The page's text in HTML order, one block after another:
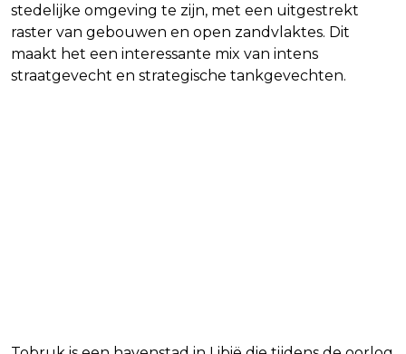
stedelijke omgeving te zijn, met een uitgestrekt
raster van gebouwen en open zandvlaktes. Dit
maakt het een interessante mix van intens
straatgevecht en strategische tankgevechten.